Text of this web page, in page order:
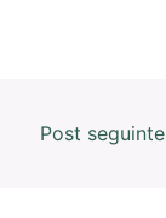
Post seguinte